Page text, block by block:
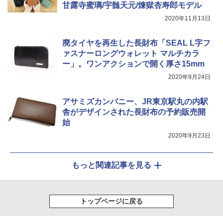
￥3,680
甘露寺蜜璃/宇髄天元/煉獄杏寿郎モデル
2020年11月13日
廃タイヤを再生した長財布「SEAL L字フ
ァスナーロングウォレット マルチカラ
ー」。ワンアクションで開く厚さ15mm
2020年9月24日
アサミズカンパニー、JR東京駅丸の内駅
舎がデザインされた長財布の予約販売開
始
2020年9月23日
もっと関連記事を見る
トップページに戻る